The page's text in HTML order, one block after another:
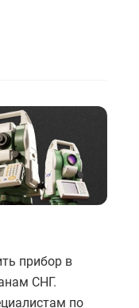
прибор в
СНГ.
по